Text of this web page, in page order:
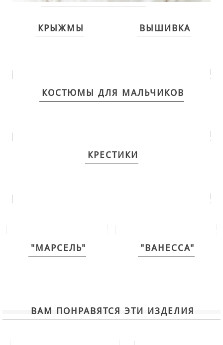
ДЛЯ НОВОРОЖДЕННЫХ
НАРЯДНАЯ ОДЕЖДА ДЛЯ ДЕТЕЙ
Интересное о крещении ребенка
КРЫЖМЫ ВЫШИВКА
КОСТЮМЫ ДЛЯ МАЛЬЧИКОВ
КРЕСТИКИ
"МАРСЕЛЬ" "ВАНЕССА"
ВАМ ПОНРАВЯТСЯ ЭТИ ИЗДЕЛИЯ